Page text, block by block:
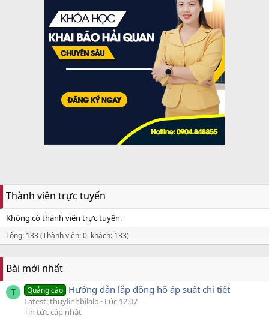
Thành viên trực tuyến
Không có thành viên trực tuyến.
Tổng: 133 (Thành viên: 0, khách: 133)
Bài mới nhất
T Quảng cáo Hướng dẫn lắp đồng hồ áp suất chi tiết
Latest: thuylinhbilalo
Lúc 12:07
Tin tức cập nhật